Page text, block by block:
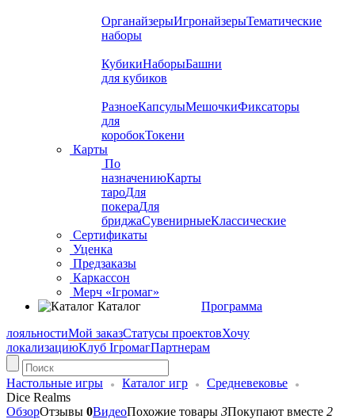
ОрганайзерыИгронайзерыТематические
наборы
КубикиНаборыБашни
для кубиков
РазноеКапсулыМешочкиФиксаторы
для
коробокТокени
Карты
По
назначениюКарты
тароДля
покераДля
бриджаСувенирныеКлассические
Сертификаты
Уценка
Предзаказы
Каркассон
Мерч «Ігромаг»
Каталог
Программа
лояльностиМой заказСтатусы проектовХочу
локализациюКлуб ІгромагПартнерам
Настольные игры Каталог игр
Средневековье
Dice Realms
ОбзорОтзывы 0ВидеоПохожие товары 3Покупают вместе 2